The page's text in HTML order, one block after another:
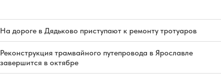
На дороге в Дядьково приступают к ремонту тротуаров
Реконструкция трамвайного путепровода в Ярославле
завершится в октябре